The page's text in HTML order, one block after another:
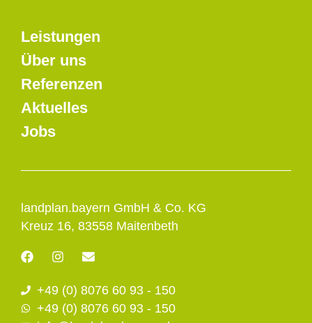
landplan.bayern GmbH & Co. KG
Kreuz 16, 83558 Maitenbeth
F
a
e
b
o
I
n
t
a
g
E
e
l
o
+49 (0) 8076 60 93 - 150
+49 (0) 8076 60 93 - 150
Leistungen
Über uns
Referenzen
Aktuelles
Jobs